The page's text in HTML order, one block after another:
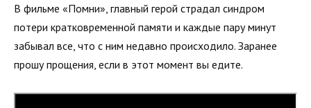
В фильме «Помни», главный герой страдал синдром
потери кратковременной памяти и каждые пару минут
забывал все, что с ним недавно происходило. Заранее
прошу прощения, если в этот момент вы едите.